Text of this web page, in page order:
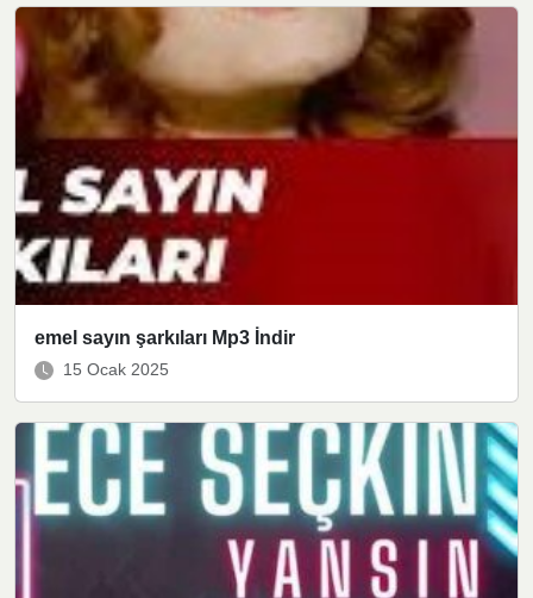
emel sayın şarkıları Mp3 İndir
15 Ocak 2025